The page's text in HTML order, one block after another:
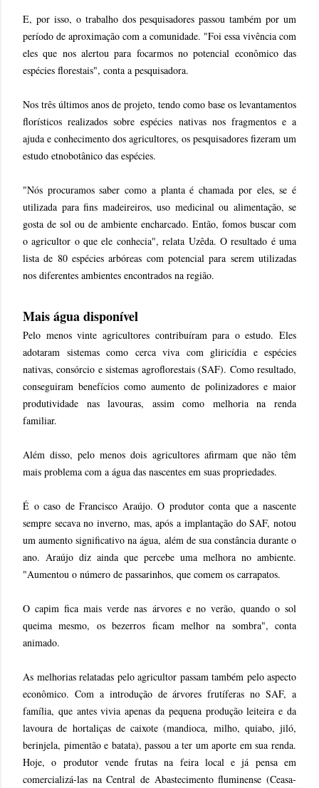
E, por isso, o trabalho dos pesquisadores passou também por um
período de aproximação com a comunidade. "Foi essa vivência com
eles que nos alertou para focarmos no potencial econômico das
espécies florestais", conta a pesquisadora.
Nos três últimos anos de projeto, tendo como base os levantamentos
florísticos realizados sobre espécies nativas nos fragmentos e a
ajuda e conhecimento dos agricultores, os pesquisadores fizeram um
estudo etnobotânico das espécies.
"Nós procuramos saber como a planta é chamada por eles, se é
utilizada para fins madeireiros, uso medicinal ou alimentação, se
gosta de sol ou de ambiente encharcado. Então, fomos buscar com
o agricultor o que ele conhecia", relata Uzêda. O resultado é uma
lista de 80 espécies arbóreas com potencial para serem utilizadas
nos diferentes ambientes encontrados na região.
Mais água disponível
Pelo menos vinte agricultores contribuíram para o estudo. Eles
adotaram sistemas como cerca viva com gliricídia e espécies
nativas, consórcio e sistemas agroflorestais (SAF). Como resultado,
conseguiram benefícios como aumento de polinizadores e maior
produtividade nas lavouras, assim como melhoria na renda
familiar.
Além disso, pelo menos dois agricultores afirmam que não têm
mais problema com a água das nascentes em suas propriedades.
É o caso de Francisco Araújo. O produtor conta que a nascente
sempre secava no inverno, mas, após a implantação do SAF, notou
um aumento significativo na água, além de sua constância durante o
ano. Araújo diz ainda que percebe uma melhora no ambiente.
"Aumentou o número de passarinhos, que comem os carrapatos.
O capim fica mais verde nas árvores e no verão, quando o sol
queima mesmo, os bezerros ficam melhor na sombra", conta
animado.
As melhorias relatadas pelo agricultor passam também pelo aspecto
econômico. Com a introdução de árvores frutíferas no SAF, a
família, que antes vivia apenas da pequena produção leiteira e da
lavoura de hortaliças de caixote (mandioca, milho, quiabo, jiló,
berinjela, pimentão e batata), passou a ter um aporte em sua renda.
Hoje, o produtor vende frutas na feira local e já pensa em
comercializá-las na Central de Abastecimento fluminense (Ceasa-